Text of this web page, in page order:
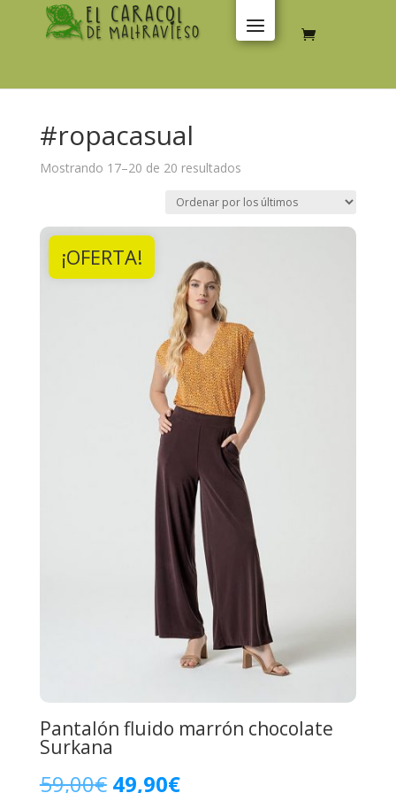
#ropacasual
Mostrando 17–20 de 20 resultadosOrdenado
los
últimos
¡OFERTA!
Pantalón fluido marrón chocolate
Surkana
59,00€ El
49,90€El